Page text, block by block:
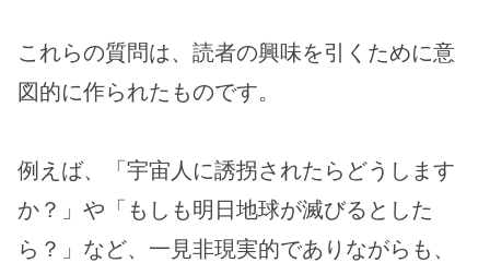
これらの質問は、読者の興味を引くために意
図的に作られたものです。
例えば、「宇宙人に誘拐されたらどうします
か？」や「もしも明日地球が滅びるとした
ら？」など、一見非現実的でありながらも、